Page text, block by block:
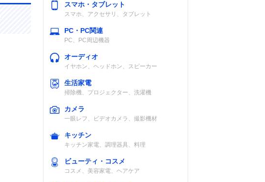
スマホ・タブレット
スマホ、アクセサリ、タブレット
PC・PC関連
PC、PC周辺機器
オーディオ
イヤホン、ヘッドホン、スピーカー
生活家電
掃除機、プロジェクター、洗濯機
カメラ
一眼レフ、ビデオカメラ、撮影機材
キッチン
キッチン家電、調理器具、料理
ビューティ・コスメ
コスメ、美容家電、ヘアケア